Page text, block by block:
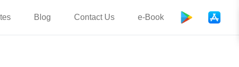
Blog Contact Us e-Book